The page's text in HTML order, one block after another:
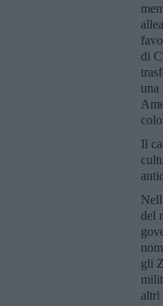
di
una
Il
del
gli
altri